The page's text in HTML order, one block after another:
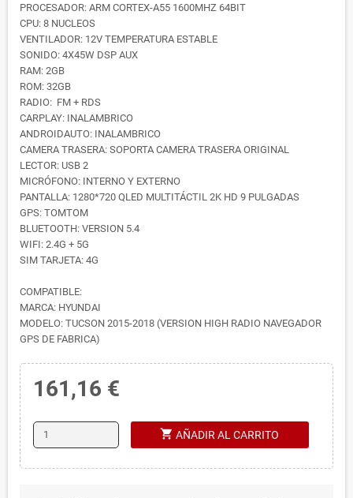
PROCESADOR: ARM CORTEX-A55 1600MHZ 64BIT
CPU: 8 NUCLEOS
VENTILADOR: 12V TEMPERATURA ESTABLE
SONIDO: 4X45W DSP AUX
RAM: 2GB
ROM: 32GB
RADIO: FM + RDS
CARPLAY: INALAMBRICO
ANDROIDAUTO: INALAMBRICO
CAMERA TRASERA: SOPORTA CAMERA TRASERA ORIGINAL
LECTOR: USB 2
MICRÓFONO: INTERNO Y EXTERNO
PANTALLA: 1280*720 QLED MULTITÁCTIL 2K HD 9 PULGADAS
GPS: TOMTOM
BLUETOOTH: VERSION 5.4
WIFI: 2.4G + 5G
SIM TARJETA: 4G
COMPATIBLE:
MARCA: HYUNDAI
MODELO: TUCSON 2015-2018 (VERSION HIGH RADIO NAVEGADOR
GPS DE FABRICA)
161,16 €
shopping_cart AÑADIR AL CARRITO